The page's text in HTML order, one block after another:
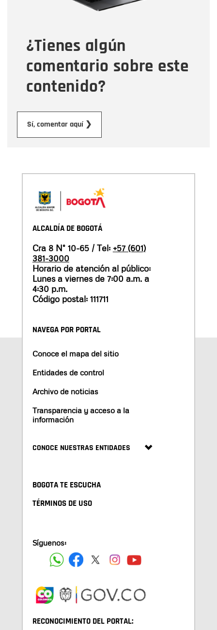
¿Tienes algún
comentario sobre este
contenido?
Sí, comentar aquí ❯
Tipo de comentario
Mensaje
ALCALDÍA DE BOGOTÁ
Cra 8 N° 10-65 / Tel: +57 (601)
381-3000
Horario de atención al público:
Lunes a viernes de 7:00 a.m. a
4:30 p.m.
Código postal: 111711
NAVEGA POR PORTAL
Conoce el mapa del sitio
Entidades de control
Archivo de noticias
Transparencia y acceso a la
información
CONOCE NUESTRAS ENTIDADES
BOGOTA TE ESCUCHA
TÉRMINOS DE USO
Síguenos:
RECONOCIMIENTO DEL PORTAL: